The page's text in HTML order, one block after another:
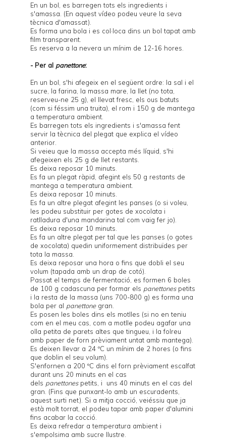
En un bol, es barregen tots els ingredients i
s'amassa. (En aquest vídeo podeu veure la seva
tècnica d'amassat).
Es forma una bola i es col·loca dins un bol tapat amb
film transparent.
Es reserva a la nevera un mínim de 12-16 hores.
- Per al panettone:
En un bol, s'hi afegeix en el següent ordre: la sal i el
sucre, la farina, la massa mare, la llet (no tota,
reserveu-ne 25 g), el llevat fresc, els ous batuts
(com si féssim una truita), el rom i 150 g de mantega
a temperatura ambient.
Es barregen tots els ingredients i s'amassa fent
servir la tècnica del plegat que explica el vídeo
anterior.
Si veieu que la massa accepta més líquid, s'hi
afegeixen els 25 g de llet restants.
Es deixa reposar 10 minuts.
Es fa un plegat ràpid, afegint els 50 g restants de
mantega a temperatura ambient.
Es deixa reposar 10 minuts.
Es fa un altre plegat afegint les panses (o si voleu,
les podeu substituir per gotes de xocolata i
ratlladura d'una mandarina tal com vaig fer jo).
Es deixa reposar 10 minuts.
Es fa un altre plegat per tal que les panses (o gotes
de xocolata) quedin uniformement distribuïdes per
tota la massa.
Es deixa reposar una hora o fins que dobli el seu
volum (tapada amb un drap de cotó).
Passat el temps de fermentació, es formen 6 boles
de 100 g cadascuna per formar els panettonespetits
i la resta de la massa (uns 700-800 g) es forma una
bola per al panettonegran.
Es posen les boles dins els motlles (si no en teniu
com en el meu cas, com a motlle podeu agafar una
olla petita de parets altes que tingueu, i la folreu
amb paper de forn prèviament untat amb mantega).
Es deixen llevar a 24 ºC un mínim de 2 hores (o fins
que doblin el seu volum).
S'enfornen a 200 ºC dins el forn prèviament escalfat
durant uns 20 minuts en el cas
dels panettonespetits, i uns 40 minuts en el cas del
gran. (Fins que punxant-lo amb un escuradents,
aquest surti net). Si a mitja cocció, veiéssiu que ja
està molt torrat, el podeu tapar amb paper d'alumini
fins acabar la cocció.
Es deixa refredar a temperatura ambient i
s'empolsima amb sucre llustre.